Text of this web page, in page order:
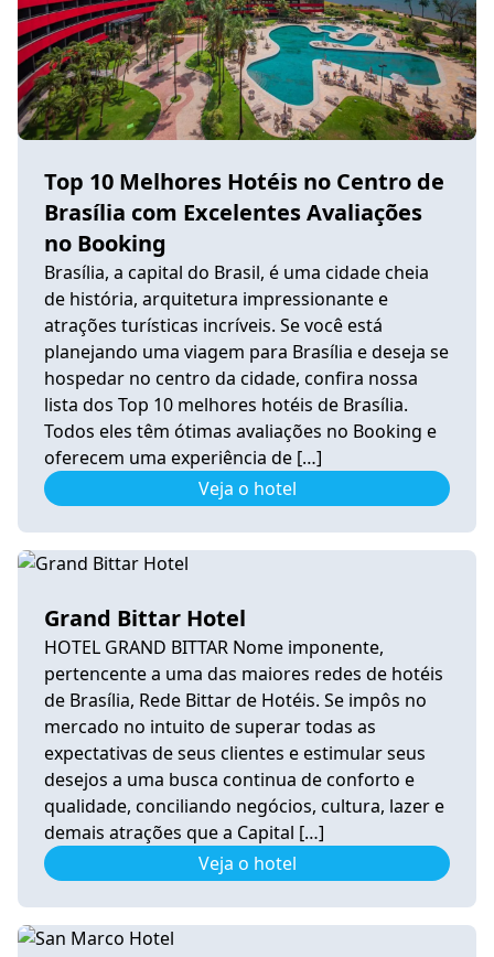
Top 10 Melhores Hotéis no Centro de
Brasília com Excelentes Avaliações
no Booking
Brasília, a capital do Brasil, é uma cidade cheia
de história, arquitetura impressionante e
atrações turísticas incríveis. Se você está
planejando uma viagem para Brasília e deseja se
hospedar no centro da cidade, confira nossa
lista dos Top 10 melhores hotéis de Brasília.
Todos eles têm ótimas avaliações no Booking e
oferecem uma experiência de […]
Veja o hotel
Grand Bittar Hotel
HOTEL GRAND BITTAR Nome imponente,
pertencente a uma das maiores redes de hotéis
de Brasília, Rede Bittar de Hotéis. Se impôs no
mercado no intuito de superar todas as
expectativas de seus clientes e estimular seus
desejos a uma busca continua de conforto e
qualidade, conciliando negócios, cultura, lazer e
demais atrações que a Capital […]
Veja o hotel